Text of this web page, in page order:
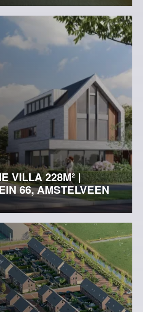
VILLA 228M² |
66, AMSTELVEEN